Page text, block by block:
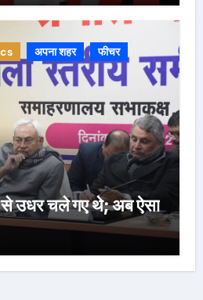
अपना शहर फीचर
से उधर चले गए थे; अब ऐसा